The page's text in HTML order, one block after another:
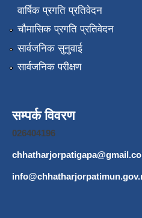
वार्षिक प्रगति प्रतिवेदन
चौमासिक प्रगति प्रतिवेदन
सार्वजनिक सुनुवाई
सार्वजनिक परीक्षण
सम्पर्क विवरण
026404196